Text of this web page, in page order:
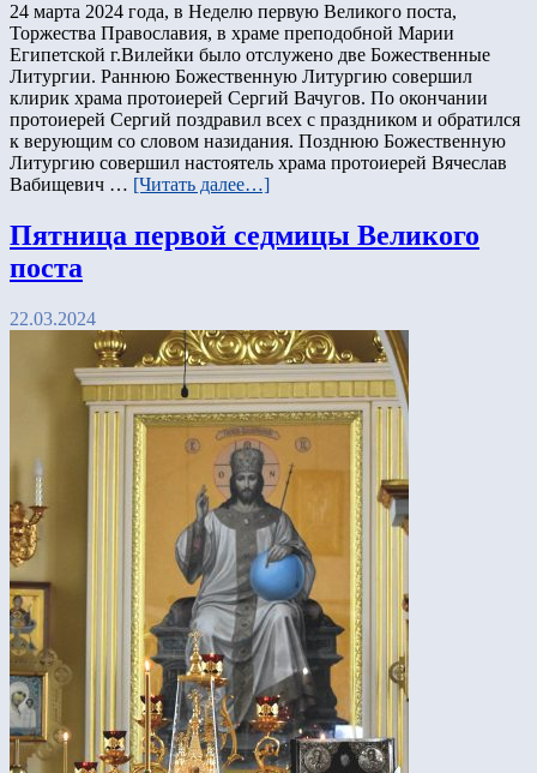
24 марта 2024 года, в Неделю первую Великого поста,
Торжества Православия, в храме преподобной Марии
Египетской г.Вилейки было отслужено две Божественные
Литургии. Раннюю Божественную Литургию совершил
клирик храма протоиерей Сергий Вачугов. По окончании
протоиерей Сергий поздравил всех с праздником и обратился
к верующим со словом назидания. Позднюю Божественную
Литургию совершил настоятель храма протоиерей Вячеслав
Вабищевич … [Читать далее…]
Пятница первой седмицы Великого
поста
22.03.2024